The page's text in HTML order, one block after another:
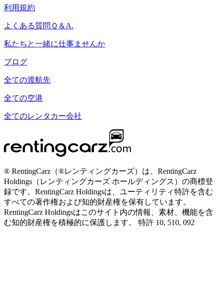
利用規約
よくある質問Ｑ＆A.
私たちと一緒に仕事ませんか
ブログ
全ての渡航先
全ての空港
全てのレンタカー会社
® RentingCarz（®レンティングカーズ）は、RentingCarz
Holdings（レンティングカーズ ホールディングス）の商標登
録です。RentingCarz Holdingsは、ユーティリティ特許を含む
すべての著作権および知的財産権を保有しています。
RentingCarz Holdingsはこのサイト内の情報、素材、機能を含
む知的財産権を積極的に保護します。 特許 10, 510, 092